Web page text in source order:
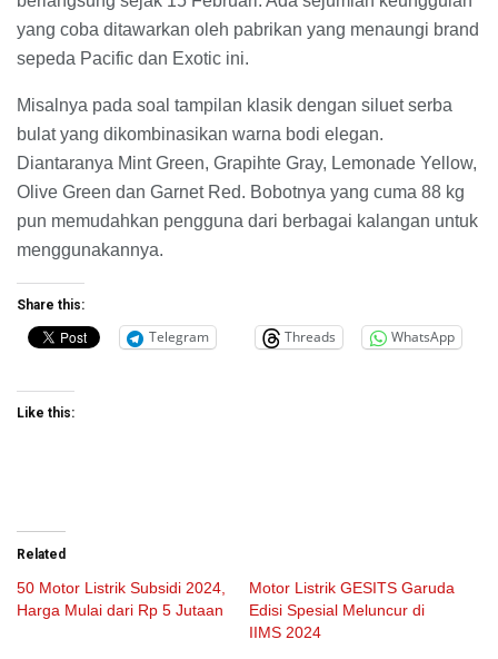
yang coba ditawarkan oleh pabrikan yang menaungi brand
sepeda Pacific dan Exotic ini.
Misalnya pada soal tampilan klasik dengan siluet serba
bulat yang dikombinasikan warna bodi elegan.
Diantaranya Mint Green, Grapihte Gray, Lemonade Yellow,
Olive Green dan Garnet Red. Bobotnya yang cuma 88 kg
pun memudahkan pengguna dari berbagai kalangan untuk
menggunakannya.
Share this:
Telegram Threads WhatsApp
Like this:
Related
50 Motor Listrik Subsidi 2024,
Harga Mulai dari Rp 5 Jutaan
Motor Listrik GESITS Garuda
Edisi Spesial Meluncur di
IIMS 2024